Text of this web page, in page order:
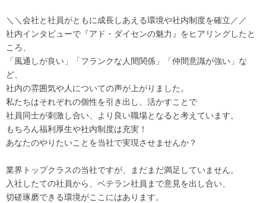
＼＼会社と社員がともに成長しあえる環境や社内制度を確立／／
社内インタビューで『アド・ダイセンの魅力』をヒアリングしたと
ころ、
「風通しが良い」「フランクな人間関係」「仲間意識が強い」な
ど、
社内の雰囲気や人についての声が上がりました。
私たちはそれぞれの個性を引き出し、活かすことで
社員同士が刺激し合い、より良い職場となると考えています。
もちろん福利厚生や社内制度は充実！
あなたのやりたいことを当社で実現させませんか？
業界トップクラスの当社ですが、まだまだ満足していません。
入社したての社員から、ベテラン社員まで意見を出し合い、
切磋琢磨できる環境がここにはあります。